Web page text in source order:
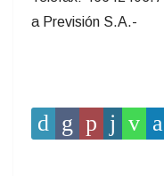
a Previsión S.A.-